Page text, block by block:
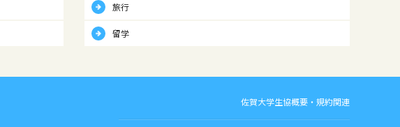
旅行
留学
佐賀大学生協概要・規約関連